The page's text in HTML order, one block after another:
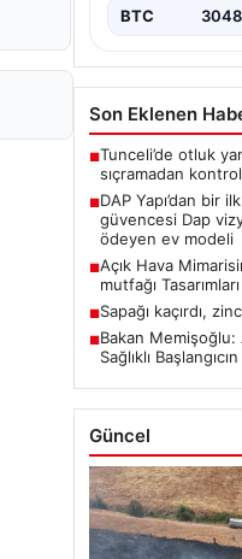
BTC
Son Eklenen
■Tunceli’de otluk
sıçramadan kontrol
■DAP Yapı’dan bir
güvencesi Dap
ödeyen ev modeli
■Açık Hava
mutfağı Tasarımları
■Sapağı kaçırdı,
■Bakan
Sağlıklı
Güncel